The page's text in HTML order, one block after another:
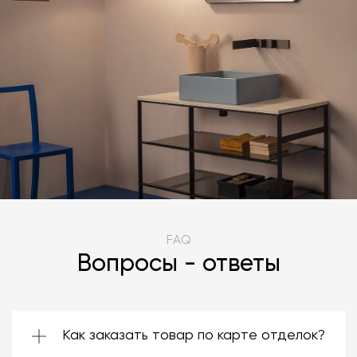
FAQ
Вопросы - ответы
Как заказать товар по карте отделок?